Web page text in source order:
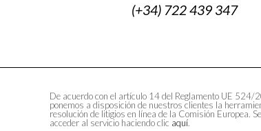
(+34) 722 439 347
De acuerdo con el artículo 14 del Reglamento UE 524/
ponemos a disposición de nuestros clientes la
resolución de litigios en línea de la Comisión Europea.
acceder al servicio haciendo clic aquí.